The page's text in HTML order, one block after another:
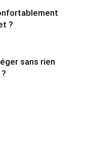
?
sans rien